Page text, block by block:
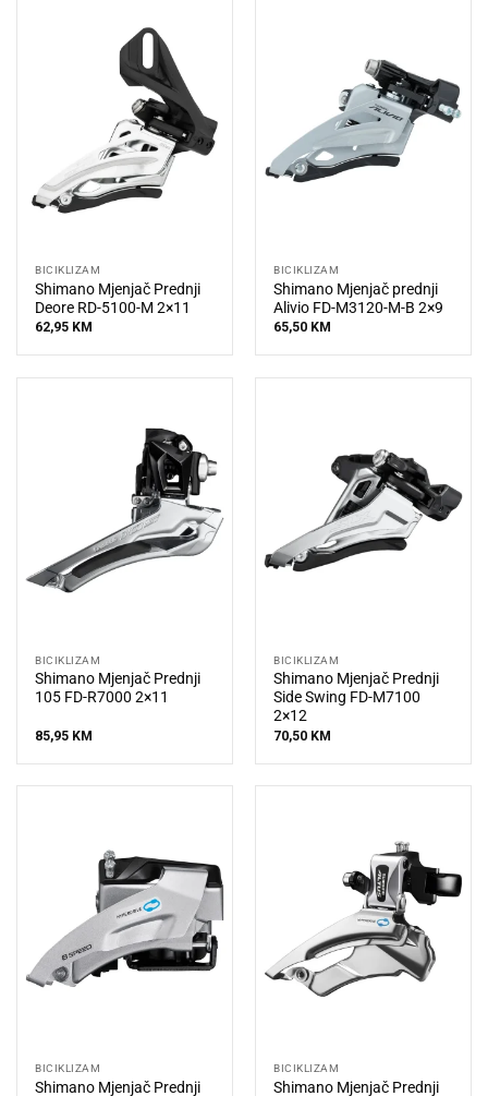
BICIKLIZAM
Shimano Mjenjač Prednji
Deore RD-5100-M 2×11
62,95 KM
BICIKLIZAM
Shimano Mjenjač prednji
Alivio FD-M3120-M-B 2×9
65,50 KM
BICIKLIZAM
Shimano Mjenjač Prednji
105 FD-R7000 2×11
85,95 KM
BICIKLIZAM
Shimano Mjenjač Prednji
Side Swing FD-M7100
2×12
70,50 KM
BICIKLIZAM
Shimano Mjenjač Prednji
BICIKLIZAM
Shimano Mjenjač Prednji